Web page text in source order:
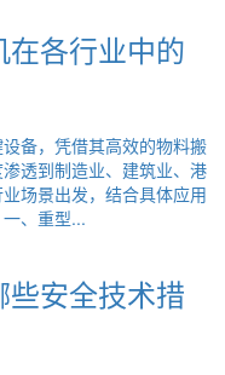
各行业中的
备，凭借其高效的物料搬
透到制造业、建筑业、港
场景出发，结合具体应用
、重型...
安全技术措